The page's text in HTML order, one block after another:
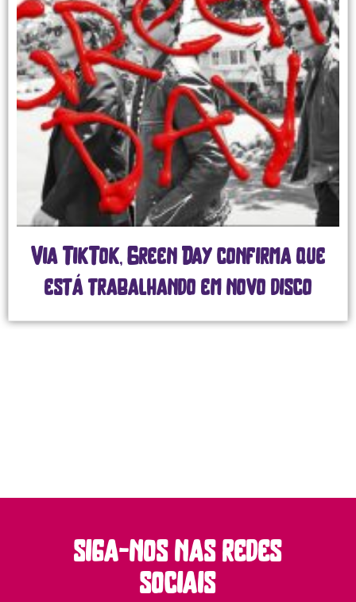
Via TikTok, Green Day confirma que
está trabalhando em novo disco
siga-nos nas redes
sociais